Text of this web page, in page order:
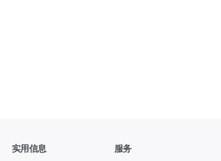
实用信息 服务